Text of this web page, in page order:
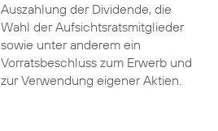
Auszahlung der Dividende, die
Wahl der Aufsichtsratsmitglieder
sowie unter anderem ein
Vorratsbeschluss zum Erwerb und
zur Verwendung eigener Aktien.